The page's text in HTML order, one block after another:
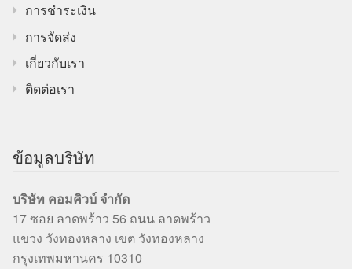
การชำระเงิน
การจัดส่ง
เกี่ยวกับเรา
ติดต่อเรา
ข้อมูลบริษัท
บริษัท คอมคิวบ์ จำกัด
17 ซอย ลาดพร้าว 56 ถนน ลาดพร้าว
แขวง วังทองหลาง เขต วังทองหลาง
กรุงเทพมหานคร 10310